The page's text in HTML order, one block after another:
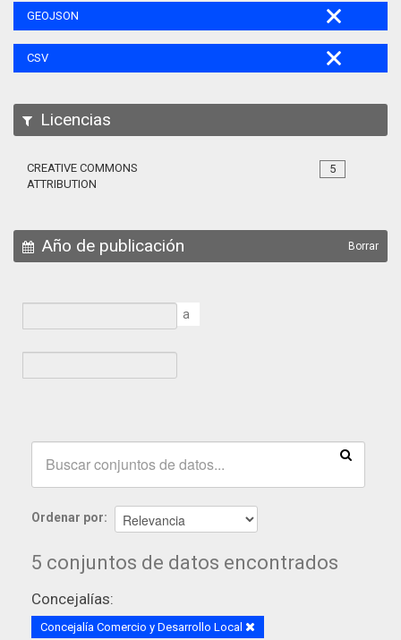
GEOJSON
CSV
Licencias
5
CREATIVE COMMONS
ATTRIBUTION
Año de publicación Borrar
a
Ordenar por
5 conjuntos de datos encontrados
Concejalías:
Concejalía Comercio y Desarrollo Local